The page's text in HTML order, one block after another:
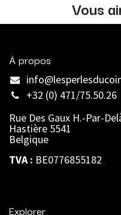
Vous
À propos
+32 (0) 471/75.50.26
Rue Des Gaux H.-Par-
Hastière 5541
Belgique
TVA : BE0776855182
Explorer